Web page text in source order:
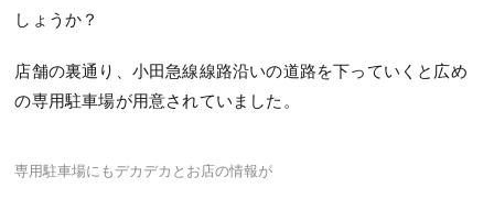
しょうか？
店舗の裏通り、小田急線線路沿いの道路を下っていくと広め
の専用駐車場が用意されていました。
専用駐車場にもデカデカとお店の情報が